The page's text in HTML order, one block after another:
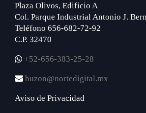
Plaza Olivos, Edificio A
Col. Parque Industrial Antonio J.
Teléfono 656-682-72-92
C.P. 32470
+52-656-383-25-28
buzon@nortedigital.mx
Aviso de Privacidad